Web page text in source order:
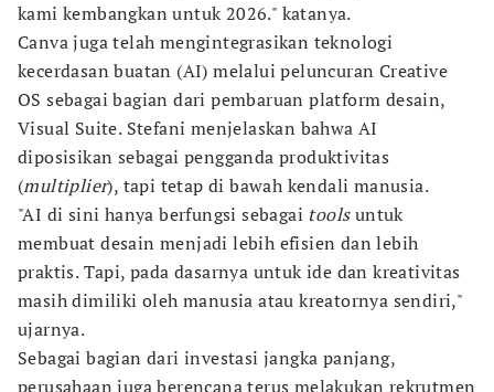
kami kembangkan untuk 2026." katanya.
Canva juga telah mengintegrasikan teknologi
kecerdasan buatan (AI) melalui peluncuran Creative
OS sebagai bagian dari pembaruan platform desain,
Visual Suite. Stefani menjelaskan bahwa AI
diposisikan sebagai pengganda produktivitas
(multiplier), tapi tetap di bawah kendali manusia.
"AI di sini hanya berfungsi sebagai toolsuntuk
membuat desain menjadi lebih efisien dan lebih
praktis. Tapi, pada dasarnya untuk ide dan kreativitas
masih dimiliki oleh manusia atau kreatornya sendiri,"
ujarnya.
Sebagai bagian dari investasi jangka panjang,
perusahaan juga berencana terus melakukan rekrutmen